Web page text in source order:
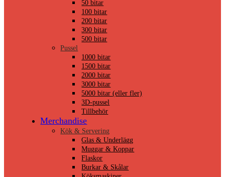
50 bitar
100 bitar
200 bitar
300 bitar
500 bitar
Pussel
1000 bitar
1500 bitar
2000 bitar
3000 bitar
5000 bitar (eller fler)
3D-pussel
Tillbehör
Merchandise
Kök & Servering
Glas & Underlägg
Muggar & Koppar
Flaskor
Burkar & Skålar